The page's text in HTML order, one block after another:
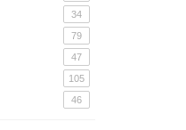
34
79
47
105
46